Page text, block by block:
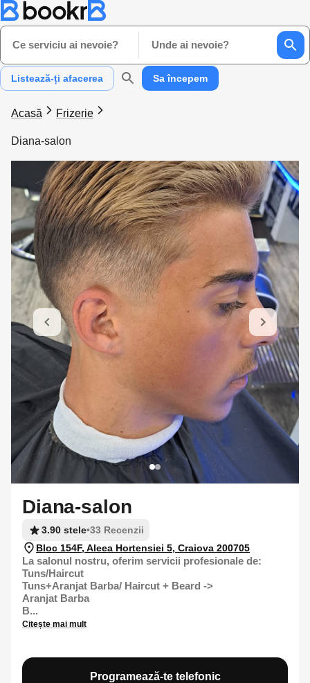
Ce serviciu ai nevoie? Unde ai nevoie?
Listează-ți afacerea Sa începem
Acasă Frizerie
Diana-salon
Diana-salon
3.90 stele•33 Recenzii
Bloc 154F, Aleea Hortensiei 5, Craiova 200705
La salonul nostru, oferim servicii profesionale de:
Tuns/Haircut
Tuns+Aranjat Barba/ Haircut + Beard ->
Aranjat Barba
B...
Citește mai mult
Programează-te telefonic